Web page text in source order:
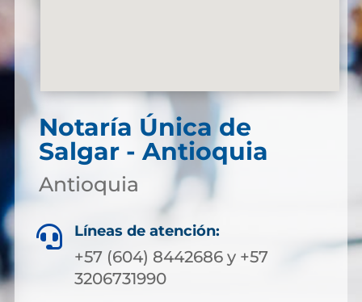
Notaría Única de
Salgar - Antioquia
Antioquia
 Líneas de atención:
+57 (604) 8442686 y +57
3206731990